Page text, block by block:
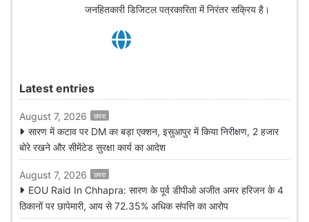
जनहितकारी डिजिटल पत्रकारिता में निरंतर सक्रिय है।
Latest entries
August 7, 2026 छपरा
सारण में कटाव पर DM का बड़ा एक्शन, इसुआपुर में किया निरीक्षण, 2 हजार
बोरे रखने और सीमेंटेड सुरक्षा कार्य का आदेश
August 7, 2026 छपरा
EOU Raid In Chhapra: सारण के पूर्व डीपीओ अजीत अमर हरिजन के 4
ठिकानों पर छापेमारी, आय से 72.35% अधिक संपत्ति का आरोप